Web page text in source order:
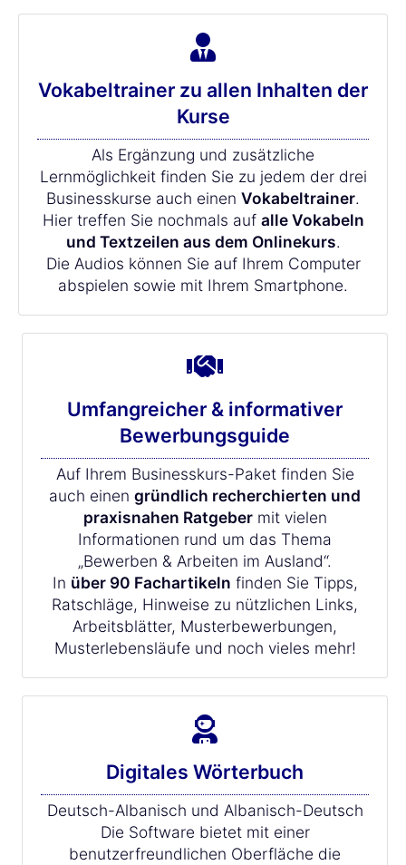
Vokabeltrainer zu allen Inhalten der
Kurse
Als Ergänzung und zusätzliche
Lernmöglichkeit finden Sie zu jedem der drei
Businesskurse auch einen Vokabeltrainer.
Hier treffen Sie nochmals auf alle Vokabeln
und Textzeilen aus dem Onlinekurs.
Die Audios können Sie auf Ihrem Computer
abspielen sowie mit Ihrem Smartphone.
Umfangreicher & informativer
Bewerbungsguide
Auf Ihrem Businesskurs-Paket finden Sie
auch einen gründlich recherchierten und
praxisnahen Ratgebermit vielen
Informationen rund um das Thema
„Bewerben & Arbeiten im Ausland“.
In über 90 Fachartikeln finden Sie Tipps,
Ratschläge, Hinweise zu nützlichen Links,
Arbeitsblätter, Musterbewerbungen,
Musterlebensläufe und noch vieles mehr!
Digitales Wörterbuch
Deutsch-Albanisch und Albanisch-Deutsch
Die Software bietet mit einer
benutzerfreundlichen Oberfläche die